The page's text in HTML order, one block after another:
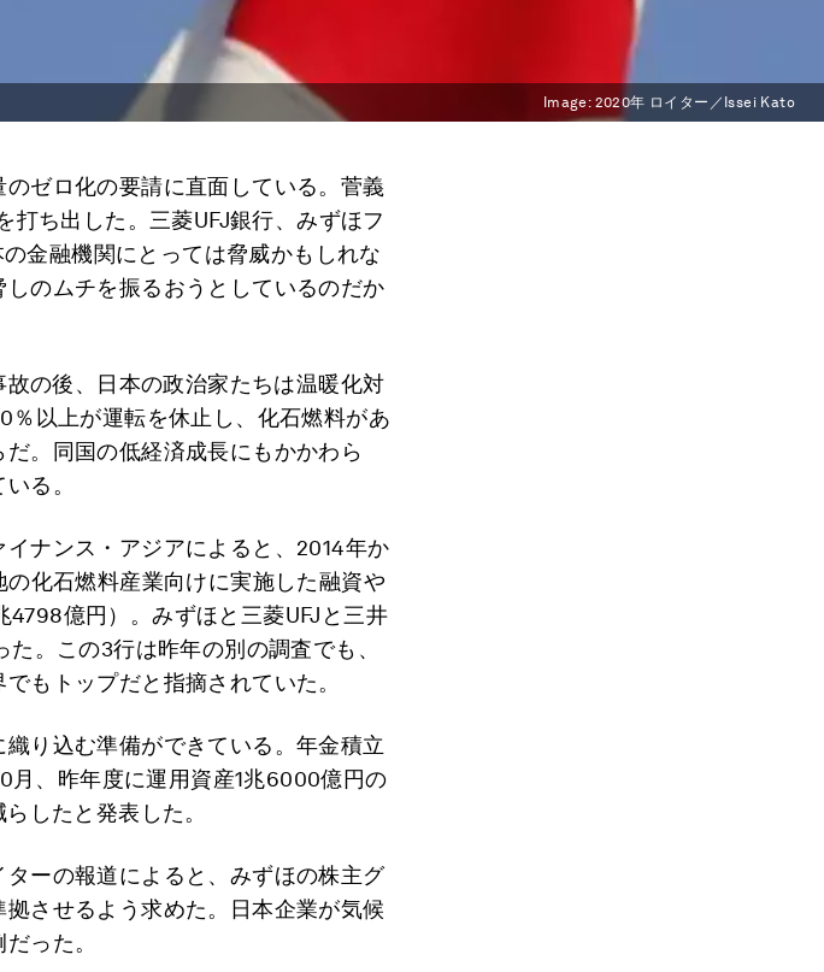
Image: 2020年 ロイター／Issei Kato
ゼロ化の要請に直面している。菅義
ち出した。三菱UFJ銀行、みずほフ
金融機関にとっては脅威かもしれな
のムチを振るおうとしているのだか
の後、日本の政治家たちは温暖化対
以上が運転を休止し、化石燃料があ
。同国の低経済成長にもかかわら
る。
ナンス・アジアによると、2014年か
化石燃料産業向けに実施した融資や
4798億円）。みずほと三菱UFJと三井
。この3行は昨年の別の調査でも、
もトップだと指摘されていた。
り込む準備ができている。年金積立
月、昨年度に運用資産1兆6000億円の
したと発表した。
ターの報道によると、みずほの株主グ
させるよう求めた。日本企業が気候
った。